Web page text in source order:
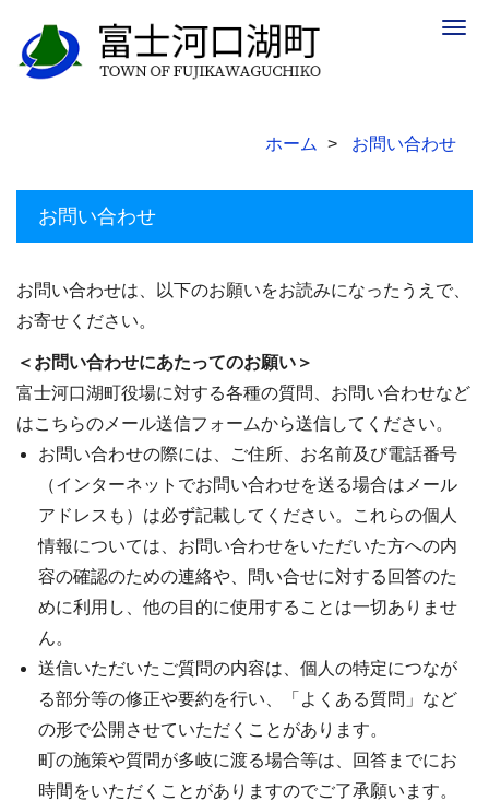
ホーム お問い合わせ
お問い合わせ
お問い合わせは、以下のお願いをお読みになったうえで、
お寄せください。
＜お問い合わせにあたってのお願い＞
富士河口湖町役場に対する各種の質問、お問い合わせなど
はこちらのメール送信フォームから送信してください。
お問い合わせの際には、ご住所、お名前及び電話番号
（インターネットでお問い合わせを送る場合はメール
アドレスも）は必ず記載してください。これらの個人
情報については、お問い合わせをいただいた方への内
容の確認のための連絡や、問い合せに対する回答のた
めに利用し、他の目的に使用することは一切ありませ
ん。
送信いただいたご質問の内容は、個人の特定につなが
る部分等の修正や要約を行い、「よくある質問」など
の形で公開させていただくことがあります。
町の施策や質問が多岐に渡る場合等は、回答までにお
時間をいただくことがありますのでご了承願います。